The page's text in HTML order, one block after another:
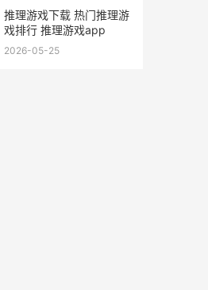
推理游戏下载 热门推理游
戏排行 推理游戏app
2026-05-25